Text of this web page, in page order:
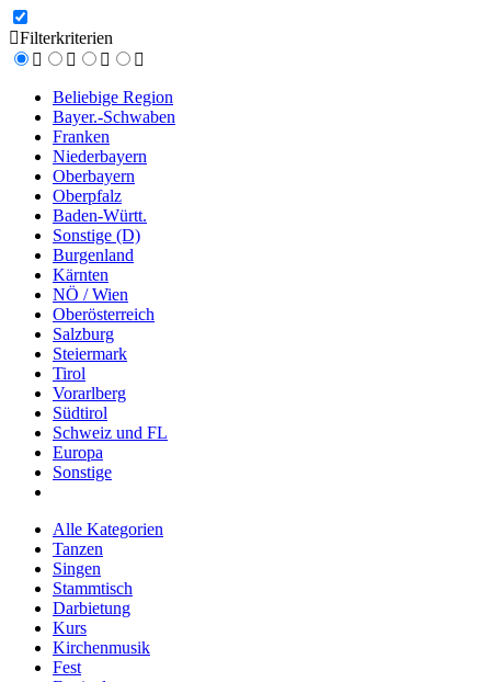
Filterkriterien
Beliebige Region
Bayer.-Schwaben
Franken
Niederbayern
Oberbayern
Oberpfalz
Baden-Württ.
Sonstige (D)
Burgenland
Kärnten
NÖ / Wien
Oberösterreich
Salzburg
Steiermark
Tirol
Vorarlberg
Südtirol
Schweiz und FL
Europa
Sonstige
Alle Kategorien
Tanzen
Singen
Stammtisch
Darbietung
Kurs
Kirchenmusik
Fest